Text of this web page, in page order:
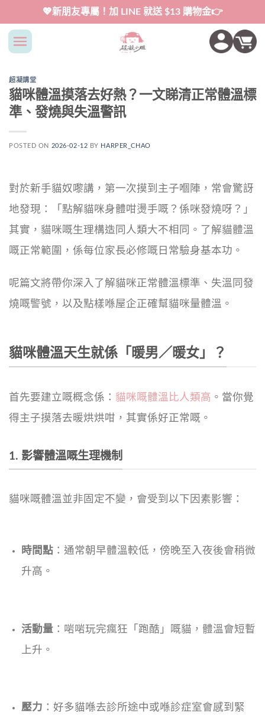
content
💖新朋友專屬！加 LINE 就送 $13 購物金👉
超凝講堂
貓咪體溫摸落去好熱？一文睇清正常體溫標
準、發燒與失溫警訊
POSTED ON 2026-02-12 BY HARPER_CHAO
對於新手貓奴嚟講，第一次摸到主子嗰陣，常會驚訝
地發現：「點解貓咪身體咁燙手嘅？係咪發燒呀？」
其實，貓咪嘅生理構造同人類大不相同。了解貓體溫
嘅正常範圍，係每位家長必修嘅日常驗身基本功。
呢篇文將帶你深入了解貓咪正常體溫標準、失溫同發
燒嘅警號，以及點樣喺屋企正確幫貓咪量體溫。
貓咪體溫天生就係「暖男／暖女」？
首先要建立嘅概念係： 貓咪嘅體溫比人類高 。當你覺
得主子摸落去暖烘烘咁，其實係好正常嘅。
1. 影響體溫嘅生理機制
貓咪嘅體溫並非固定不變，會受到以下因素影響：
時間點：通常朝早體溫較低，傍晚至入夜後會稍微
升高。
活動量：啱啱玩完瘋狂「跑酷」嘅貓，體溫會短暫
上升。
壓力 ：好多貓喺去診所途中或喺診症室會感到緊